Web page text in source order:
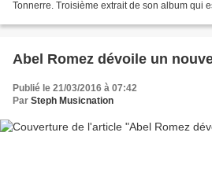
Tonnerre. Troisième extrait de son album qui
Abel Romez dévoile un
Publié le 21/03/2016 à 07:42
Par Steph Musicnation